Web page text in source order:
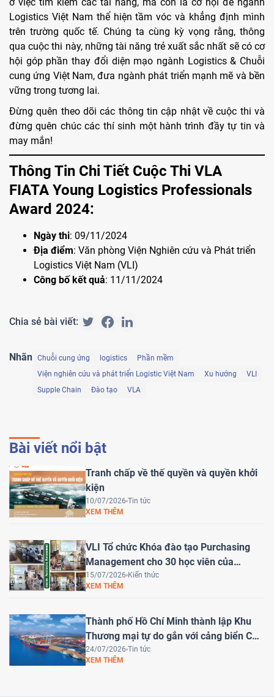
Logistics Việt Nam thể hiện tầm vóc và khẳng định mình
trên trường quốc tế. Chúng ta cùng kỳ vọng rằng, thông
qua cuộc thi này, những tài năng trẻ xuất sắc nhất sẽ có cơ
hội góp phần thay đổi diện mạo ngành Logistics & Chuỗi
cung ứng Việt Nam, đưa ngành phát triển mạnh mẽ và bền
vững trong tương lai.
Đừng quên theo dõi các thông tin cập nhật về cuộc thi và
đừng quên chúc các thí sinh một hành trình đầy tự tin và
may mắn!
Thông Tin Chi Tiết Cuộc Thi VLA
FIATA Young Logistics Professionals
Award 2024:
Ngày thi: 09/11/2024
Địa điểm: Văn phòng Viện Nghiên cứu và Phát triển
Logistics Việt Nam (VLI)
Công bố kết quả: 11/11/2024
Chia sẻ bài viết:
Nhãn Chuỗi cung ứng logistics
Phần mềm
Viện nghiên cứu và phát triển Logistic Việt Nam
Xu hướng
VLI
Supple Chain
Đào tạo VLA
Bài viết nổi bật
Tranh chấp về thế quyền và quyền khởi
kiện
10/07/2026 Tin tức
XEM THÊM
VLI Tổ chức Khóa đào tạo Purchasing
Management cho 30 học viên của
HEINEKEN Việt Nam
15/07/2026 Kiến thức
XEM THÊM
Thành phố Hồ Chí Minh thành lập Khu
Thương mại tự do gắn với cảng biển Cái
Mép Hạ – Bước tiến chiến lược đưa Việt
Nam trở thành trung tâm logistics khu
24/07/2026 Tin tức
XEM THÊM